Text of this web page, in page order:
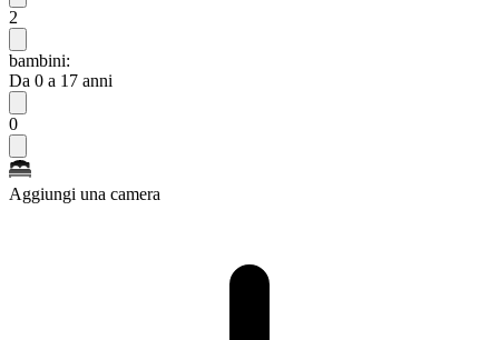
2
bambini:
Da 0 a 17 anni
0
Aggiungi una camera